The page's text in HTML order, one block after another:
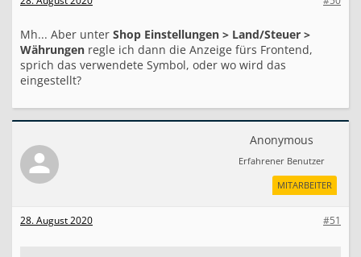
Mh... Aber unter Shop Einstellungen > Land/Steuer >
Währungen regle ich dann die Anzeige fürs Frontend,
sprich das verwendete Symbol, oder wo wird das
eingestellt?
Anonymous
Erfahrener Benutzer
MITARBEITER
#51
28. August 2020